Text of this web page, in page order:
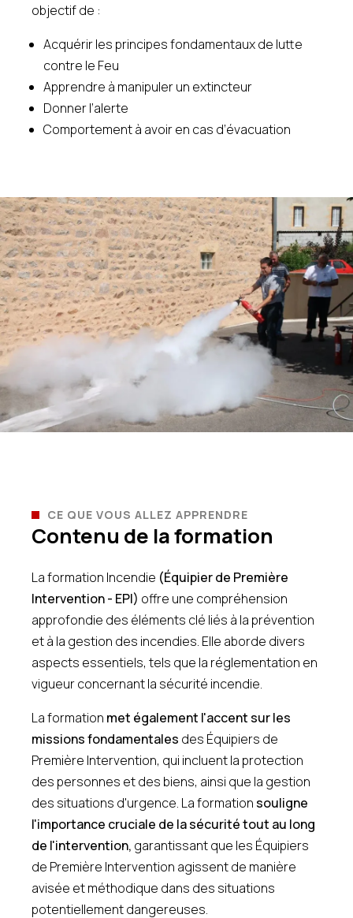
objectif de :
Acquérir les principes fondamentaux de lutte
contre le Feu
Apprendre à manipuler un extincteur
Donner l’alerte
Comportement à avoir en cas d’évacuation
CE QUE VOUS ALLEZ APPRENDRE
Contenu de la formation
La formation Incendie (Équipier de Première
Intervention - EPI) offre une compréhension
approfondie des éléments clé liés à la prévention
et à la gestion des incendies. Elle aborde divers
aspects essentiels, tels que la réglementation en
vigueur concernant la sécurité incendie.
La formation met également l'accent sur les
missions fondamentales des Équipiers de
Première Intervention, qui incluent la protection
des personnes et des biens, ainsi que la gestion
des situations d'urgence. La formation souligne
l'importance cruciale de la sécurité tout au long
de l'intervention, garantissant que les Équipiers
de Première Intervention agissent de manière
avisée et méthodique dans des situations
potentiellement dangereuses.